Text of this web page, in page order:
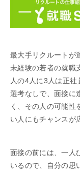
最大手リクルートが
未経験の若者の就職
人の4人に3人は正
選考なしで、面接に
く、その人の可能性
い人にもチャンスが
面接の前には、一人
いるので、自分の思